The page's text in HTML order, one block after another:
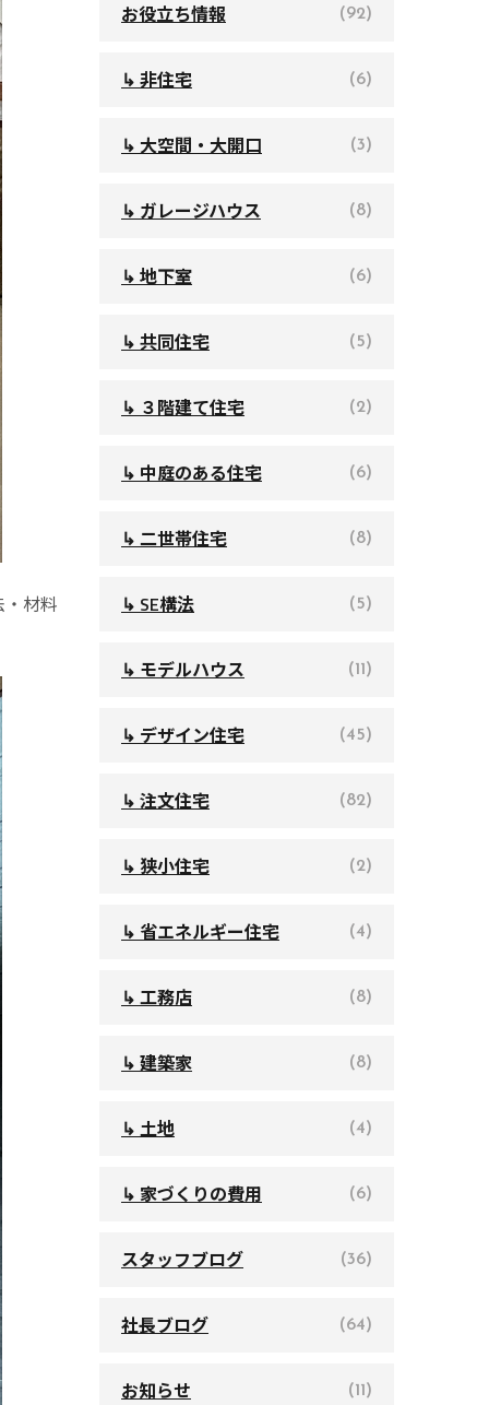
・材料
お役立ち情報 (92)
↳ 非住宅 (6)
↳ 大空間・大開口 (3)
↳ ガレージハウス (8)
↳ 地下室 (6)
↳ 共同住宅 (5)
↳ ３階建て住宅 (2)
↳ 中庭のある住宅 (6)
↳ 二世帯住宅 (8)
↳ SE構法 (5)
↳ モデルハウス (11)
↳ デザイン住宅 (45)
↳ 注文住宅 (82)
↳ 狭小住宅 (2)
↳ 省エネルギー住宅 (4)
↳ 工務店 (8)
↳ 建築家 (8)
↳ 土地 (4)
↳ 家づくりの費用 (6)
スタッフブログ (36)
社長ブログ (64)
お知らせ (11)